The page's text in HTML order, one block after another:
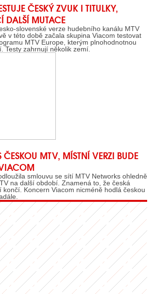
ČESKÝ ZVUK I TITULKY,
DALŠÍ MUTACE
slovenské verze hudebního kanálu MTV
v této době začala skupina Viacom testovat
MTV Europe, kterým plnohodnotnou
Testy zahrnují několik zemí.
MTV, MÍSTNÍ VERZI BUDE
smlouvu se sítí MTV Networks ohledně
na další období. Znamená to, že česká
Koncern Viacom nicméně hodlá českou